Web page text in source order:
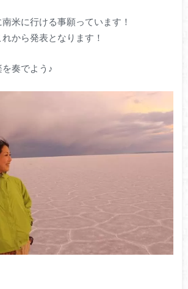
米に行ける事願っています！
から発表となります！
奏でよう♪